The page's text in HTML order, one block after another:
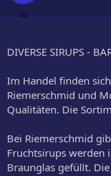
DIVERSE SIRUPS -
Im Handel finden
Riemerschmid und
Qualitäten. Die
Bei Riemerschmid
Fruchtsirups werden
Braunglas gefüllt.